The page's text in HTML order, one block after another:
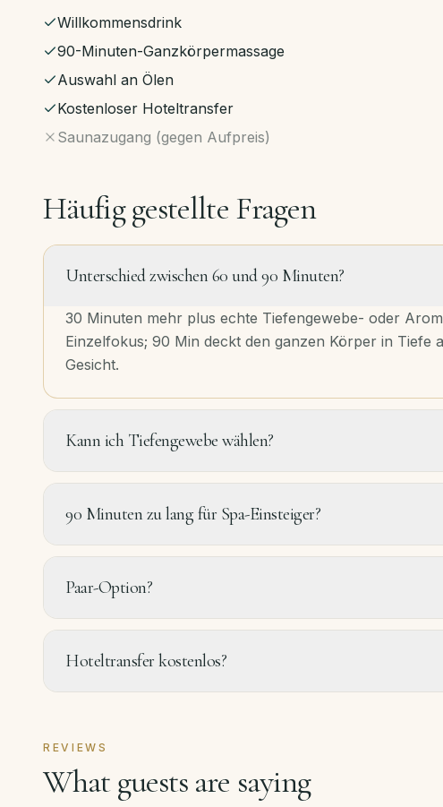
Willkommensdrink
90-Minuten-Ganzkörpermassage
Auswahl an Ölen
Kostenloser Hoteltransfer
Saunazugang (gegen Aufpreis)
Häufig gestellte Fragen
Unterschied zwischen 60 und 90 Minuten?
30 Minuten mehr plus echte Tiefengewebe- oder
Einzelfokus; 90 Min deckt den ganzen Körper in Tiefe
Gesicht.
Kann ich Tiefengewebe wählen?
90 Minuten zu lang für Spa-Einsteiger?
Paar-Option?
Hoteltransfer kostenlos?
REVIEWS
What guests are saying